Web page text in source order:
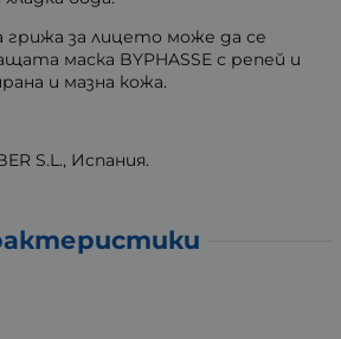
грижа за лицето може да се
маска BYPHASSE с репей и
и мазна кожа.
S.L., Испания.